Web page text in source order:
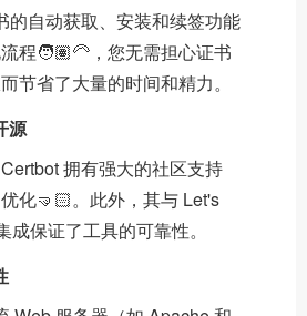
的自动获取、安装和续签功能
程🧑🏽‍🦳，您无需担心证书
节省了大量的时间和精力。
源
拥有强大的社区支持
化🤜🏻。此外，其与 Let's
成保证了工具的可靠性。